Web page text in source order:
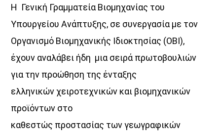
Χαλαρώστε, ταξιδέψτε, ανεβάστε ένταση
και μείνετε συντονισμένοι στη συχνότητα
που έχει πάντα κάτι όμορφο να ακουστεί.
Aegean Voice 107.5 τον ραδιοφωνικό σταθμό της
Ένωσης Αγροτικών Συναιτερισμών Νάξου
Discover More
Η Γενική Γραμματεία Βιομηχανίας του
Υπουργείου Ανάπτυξης, σε συνεργασία με τον
Οργανισμό Βιομηχανικής Ιδιοκτησίας (ΟΒΙ),
έχουν αναλάβει ήδη μια σειρά πρωτοβουλιών
για την προώθηση της ένταξης
ελληνικών χειροτεχνικών και βιομηχανικών
προϊόντων στο
καθεστώς προστασίας των γεωγραφικών